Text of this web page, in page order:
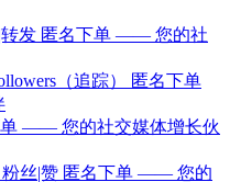
|转发 匿名下单 —— 您的社
（追踪） 匿名下单
单 —— 您的社交媒体增长伙
粉丝|赞 匿名下单 —— 您的